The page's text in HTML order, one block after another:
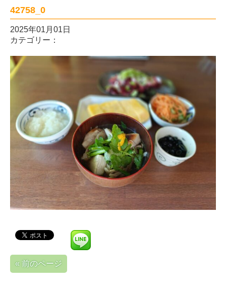
42758_0
2025年01月01日
カテゴリー：
« 前のページ